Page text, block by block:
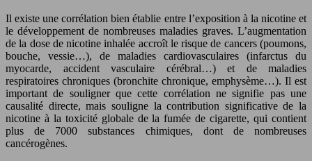
Il existe une corrélation bien établie entre l’exposition à la nicotine et
le développement de nombreuses maladies graves. L’augmentation
de la dose de nicotine inhalée accroît le risque de cancers (poumons,
bouche, vessie…), de maladies cardiovasculaires (infarctus du
myocarde, accident vasculaire cérébral…) et de maladies
respiratoires chroniques (bronchite chronique, emphysème…). Il est
important de souligner que cette corrélation ne signifie pas une
causalité directe, mais souligne la contribution significative de la
nicotine à la toxicité globale de la fumée de cigarette, qui contient
plus de 7000 substances chimiques, dont de nombreuses
cancérogènes.